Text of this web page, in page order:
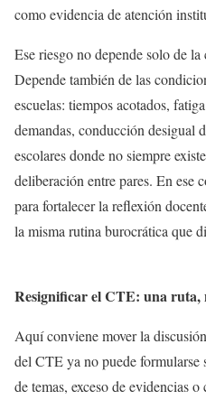
como evidencia de atención
Ese riesgo no depende solo de
Depende también de las
escuelas: tiempos acotados,
demandas, conducción desigual
escolares donde no siempre
deliberación entre pares. En ese
para fortalecer la reflexión
la misma rutina burocrática que
Resignificar el CTE: una ruta,
Aquí conviene mover la
del CTE ya no puede formularse
de temas, exceso de evidencias